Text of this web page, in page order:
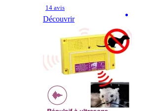
14 avis
Découvrir